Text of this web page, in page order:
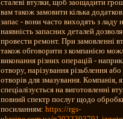
сталеві втулки, щоб заощадити
вам також замовити кілька
запас - вони часто виходять з ладу
наявність запасних деталей
провести ремонт. При замовленні
також обговорити з компанією
виконання різних операцій -
отвору, нарізування різьблення
отворів для змазування. Компанія,
спеціалізується на виготовленні
повний спектр послуг щодо
посиланням:https://rgs-